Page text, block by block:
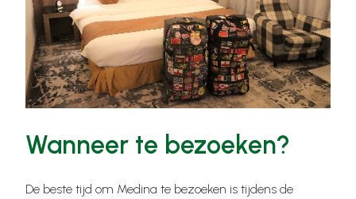
Wanneer te bezoeken?
De beste tijd om Medina te bezoeken is tijdens de